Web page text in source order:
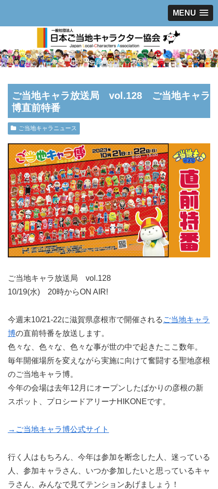
MENU
ご当地キャラ放送局 vol.128 ご当地キャラ
博直前特番
ご当地キャラニュース
ご当地キャラ放送局 vol.128
10/19(水) 20時からON AIR!
今週末10/21-22に滋賀県彦根市で開催される ご当地キャラ
博の直前特番を放送します。
色々な、色々な、色々な事が世の中で起きたここ数年。
毎年開催場所を変えながら実施に向けて奮闘する聖地彦根
のご当地キャラ博。
今年の会場は去年12月にオープンしたばかりの彦根の新
スポット、プロシードアリーナHIKONEです。
→ご当地キャラ博公式サイト
行く人はもちろん、今年は参加を断念した人、迷っている
人、参加キャラさん、いつか参加したいと思っているキャ
ラさん、みんなで見てテンションあげましょう！